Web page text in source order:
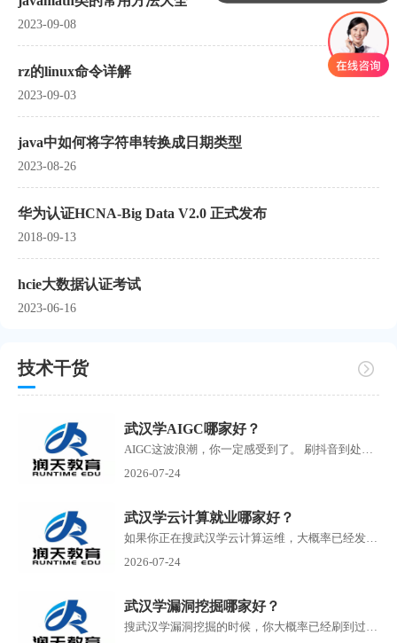
2023-09-08
rz的linux命令详解
2023-09-03
java中如何将字符串转换成日期类型
2023-08-26
华为认证HCNA-Big Data V2.0 正式发布
2018-09-13
hcie大数据认证考试
2023-06-16
技术干货
武汉学AIGC哪家好？
AIGC这波浪潮，你一定感受到了。 刷抖音到处是AI生成的短剧，刷小红书满屏AI绘画作品，朋友圈里有人开始靠AI接单赚钱了。搜武汉学AIGC的人越来越多，但问题也随之而来培训机构如雨...
2026-07-24
武汉学云计算就业哪家好？
如果你正在搜武汉学云计算运维，大概率已经发现了一个问题：满屏的培训机构广告，每家都说自己名师授课、实战教学、高薪就业，但到底哪家靠谱，根本分不清。 云计算运维这个方...
2026-07-24
武汉学漏洞挖掘哪家好？
搜武汉学漏洞挖掘的时候，你大概率已经刷到过一堆培训机构的广告了。 有打着零基础包就业旗号的，有号称30天速成渗透测试的，还有把你拉进群先听一节免费课再疯狂推销的。 说实...